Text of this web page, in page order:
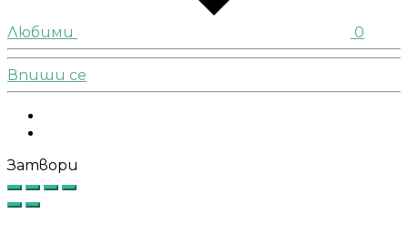
Любими 0
Впиши се
Затвори